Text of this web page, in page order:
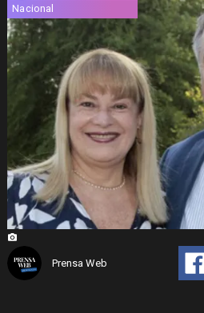
Nacional
Prensa Web